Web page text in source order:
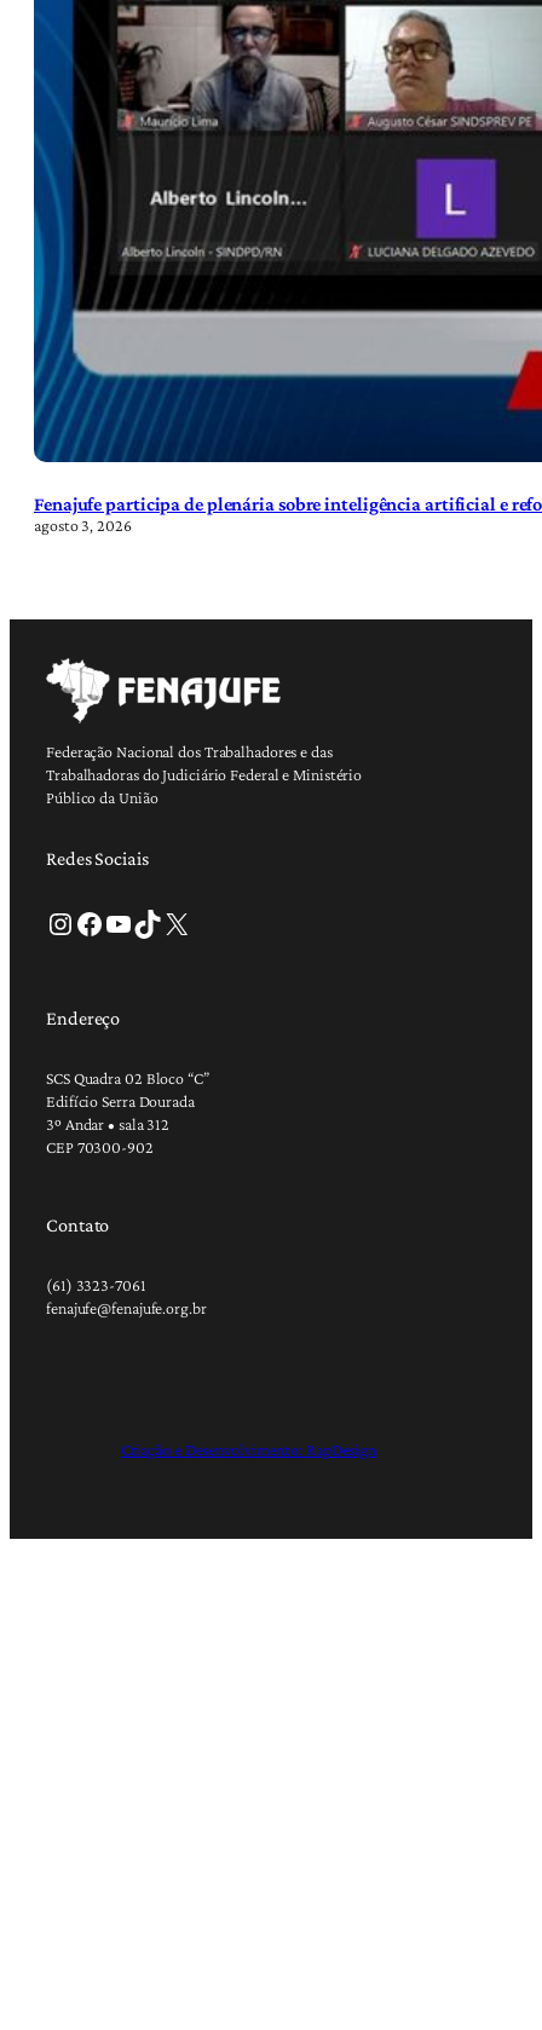
Fenajufe participa de plenária sobre inteligência artificial e
agosto 3, 2026
Federação Nacional dos Trabalhadores e das
Trabalhadoras do Judiciário Federal e Ministério
Público da União
Redes Sociais
Instagram Facebook Youtube TikTok X
Endereço
SCS Quadra 02 Bloco “C”
Edifício Serra Dourada
3º Andar • sala 312
CEP 70300-902
Contato
(61) 3323-7061
fenajufe@fenajufe.org.br
Criação e Desenvolvimento: RapDesign